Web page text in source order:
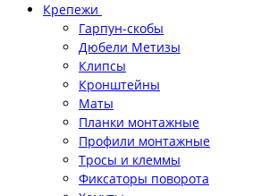
Крепежи
Гарпун-скобы
Дюбели Метизы
Клипсы
Кронштейны
Маты
Планки монтажные
Профили монтажные
Тросы и клеммы
Фиксаторы поворота